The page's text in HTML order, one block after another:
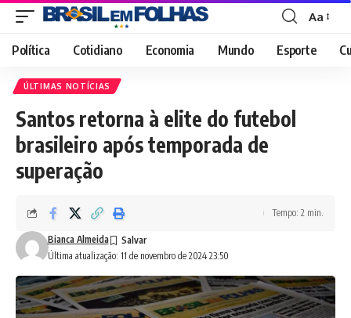
Font
Resizer
Aa
Política Cotidiano Economia Mundo Esporte
ÚLTIMAS NOTÍCIAS
Santos retorna à elite do futebol
brasileiro após temporada de
superação
Última atualização: 11 de novembro de 2024 23:50
Bianca Almeida
Tempo: 2 min.